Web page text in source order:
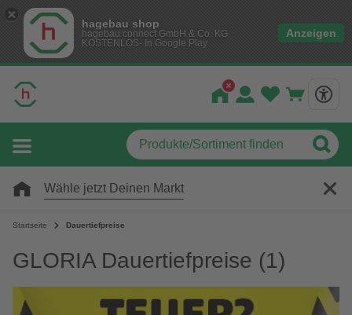
hagebau shop
hagebau connect GmbH & Co. KG
KOSTENLOS- In Google Play
Anzeigen
Wähle jetzt Deinen Markt
Startseite Dauertiefpreise
GLORIA Dauertiefpreise (1)